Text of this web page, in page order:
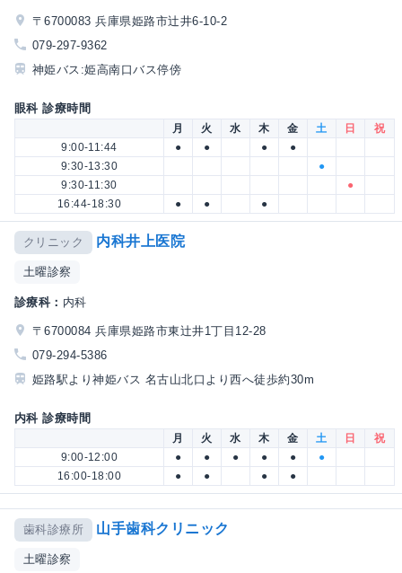
〒6700083 兵庫県姫路市辻井6-10-2
079-297-9362
神姫バス:姫高南口バス停傍
眼科 診療時間
月 火 水 木 金 土 日
祝
9:00-11:44
● ● ●
●
9:30-13:30
●
9:30-11:30
●
16:44-18:30
● ● ●
クリニック 内科井上医院
土曜診察
診療科： 内科
〒6700084 兵庫県姫路市東辻井1丁目12-28
079-294-5386
姫路駅より神姫バス 名古山北口より西へ徒歩約30m
内科 診療時間
月 火 水 木 金 土 日
祝
9:00-12:00
● ● ● ● ●
●
16:00-18:00
● ● ● ●
歯科診療所 山手歯科クリニック
土曜診察